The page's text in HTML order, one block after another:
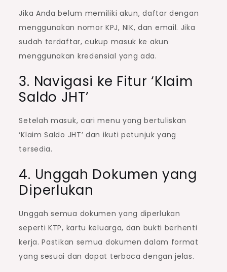
Jika Anda belum memiliki akun, daftar dengan
menggunakan nomor KPJ, NIK, dan email. Jika
sudah terdaftar, cukup masuk ke akun
menggunakan kredensial yang ada.
3. Navigasi ke Fitur ‘Klaim
Saldo JHT’
Setelah masuk, cari menu yang bertuliskan
‘Klaim Saldo JHT’ dan ikuti petunjuk yang
tersedia.
4. Unggah Dokumen yang
Diperlukan
Unggah semua dokumen yang diperlukan
seperti KTP, kartu keluarga, dan bukti berhenti
kerja. Pastikan semua dokumen dalam format
yang sesuai dan dapat terbaca dengan jelas.